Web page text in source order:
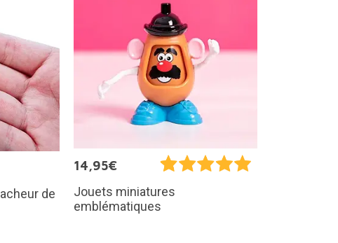
de
14,95€
Jouets miniatures
emblématiques